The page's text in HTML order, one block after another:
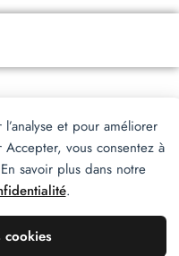
et pour améliorer
vous consentez à
savoir plus dans notre
.
cookies